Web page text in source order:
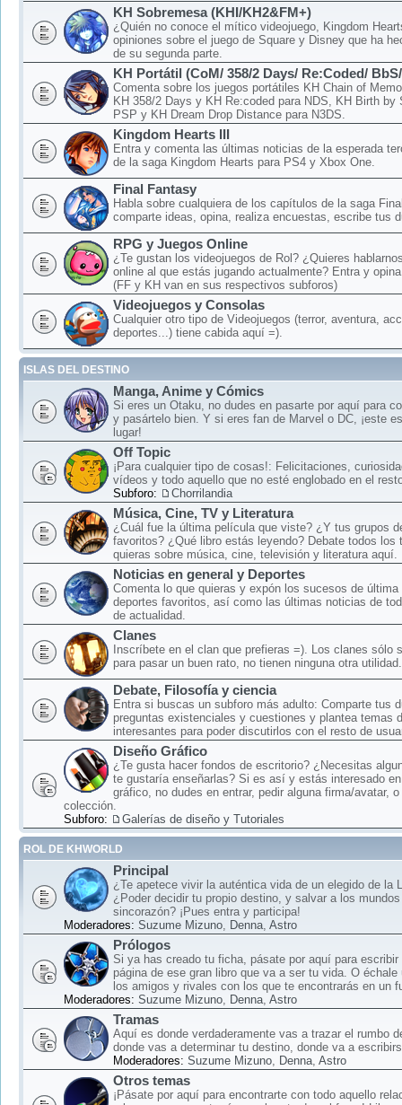
KH Sobremesa (KHI/KH2&FM+)
¿Quién no conoce el mítico videojuego, Kingdom
opiniones sobre el juego de Square y Disney que ha
de su segunda parte.
KH Portátil (CoM/ 358/2 Days/ Re:Coded/
Comenta sobre los juegos portátiles KH Chain of
KH 358/2 Days y KH Re:coded para NDS, KH Birth by
PSP y KH Dream Drop Distance para N3DS.
Kingdom Hearts III
Entra y comenta las últimas noticias de la esperada
de la saga Kingdom Hearts para PS4 y Xbox One.
Final Fantasy
Habla sobre cualquiera de los capítulos de la saga
comparte ideas, opina, realiza encuestas, escribe tus
RPG y Juegos Online
¿Te gustan los videojuegos de Rol? ¿Quieres
online al que estás jugando actualmente? Entra y
(FF y KH van en sus respectivos subforos)
Videojuegos y Consolas
Cualquier otro tipo de Videojuegos (terror, aventura,
deportes...) tiene cabida aquí =).
ISLAS DEL DESTINO
Manga, Anime y Cómics
Si eres un Otaku, no dudes en pasarte por aquí para
y pasártelo bien. Y si eres fan de Marvel o DC, ¡este
lugar!
Off Topic
¡Para cualquier tipo de cosas!: Felicitaciones,
vídeos y todo aquello que no esté englobado en el
Subforo:
Chorrilandia
Música, Cine, TV y Literatura
¿Cuál fue la última película que viste? ¿Y tus grupos
favoritos? ¿Qué libro estás leyendo? Debate todos los
quieras sobre música, cine, televisión y literatura aquí.
Noticias en general y Deportes
Comenta lo que quieras y expón los sucesos de última
deportes favoritos, así como las últimas noticias de
de actualidad.
Clanes
Inscríbete en el clan que prefieras =). Los clanes sólo
para pasar un buen rato, no tienen ninguna otra utilidad.
Debate, Filosofía y ciencia
Entra si buscas un subforo más adulto: Comparte tus
preguntas existenciales y cuestiones y plantea temas
interesantes para poder discutirlos con el resto de
Diseño Gráfico
¿Te gusta hacer fondos de escritorio? ¿Necesitas
te gustaría enseñarlas? Si es así y estás interesado
gráfico, no dudes en entrar, pedir alguna firma/avatar,
colección.
Subforo:
Galerías de diseño y Tutoriales
ROL DE KHWORLD
Principal
¿Te apetece vivir la auténtica vida de un elegido de la
¿Poder decidir tu propio destino, y salvar a los
sincorazón? ¡Pues entra y participa!
Moderadores: Suzume Mizuno Denna Astro
Prólogos
Si ya has creado tu ficha, pásate por aquí para escribir
página de ese gran libro que va a ser tu vida. O
los amigos y rivales con los que te encontrarás en un
Moderadores: Suzume Mizuno Denna Astro
Tramas
Aquí es donde verdaderamente vas a trazar el rumbo
donde vas a determinar tu destino, donde va a
Moderadores: Suzume Mizuno Denna Astro
Otros temas
¡Pásate por aquí para encontrarte con todo aquello